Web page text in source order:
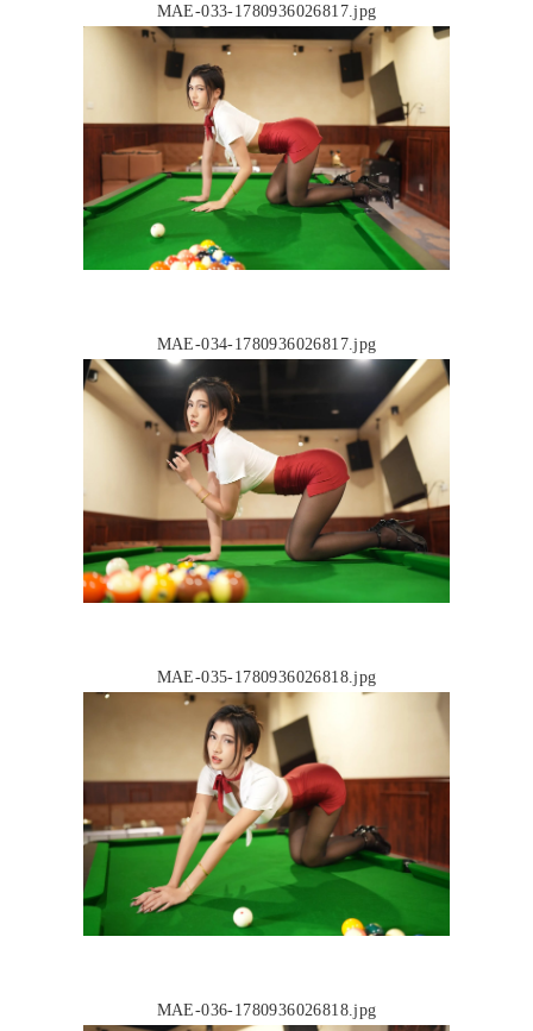
MAE-033-1780936026817.jpg
MAE-034-1780936026817.jpg
MAE-035-1780936026818.jpg
MAE-036-1780936026818.jpg